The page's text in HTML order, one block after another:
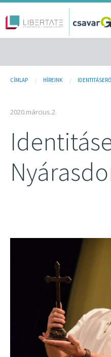
tartalomra
Fő
navigáció
Jelenlegi
CÍMLAP HÍREINK
2020.március.2.